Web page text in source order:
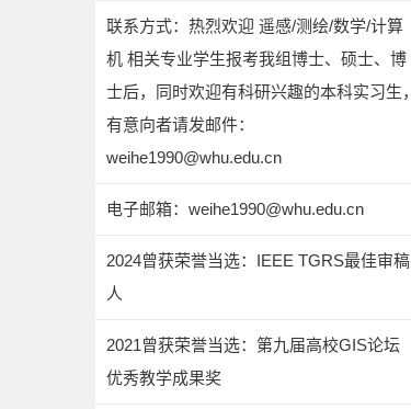
联系方式：热烈欢迎 遥感/测绘/数学/计算
机 相关专业学生报考我组博士、硕士、博
士后，同时欢迎有科研兴趣的本科实习生，
有意向者请发邮件：
weihe1990@whu.edu.cn
电子邮箱： weihe1990@whu.edu.cn
2024曾获荣誉当选：IEEE TGRS最佳审稿
人
2021曾获荣誉当选：第九届高校GIS论坛
优秀教学成果奖